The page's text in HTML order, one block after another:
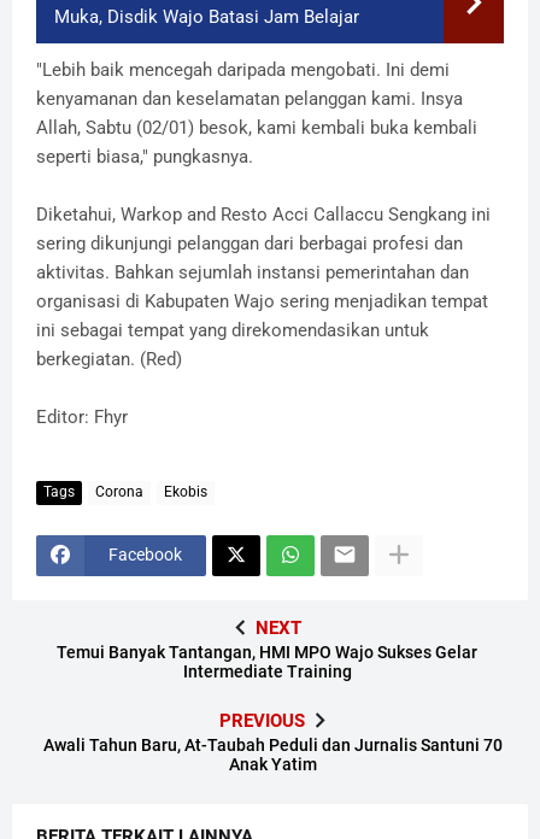
Muka, Disdik Wajo Batasi Jam Belajar
"Lebih baik mencegah daripada mengobati. Ini demi
kenyamanan dan keselamatan pelanggan kami. Insya
Allah, Sabtu (02/01) besok, kami kembali buka kembali
seperti biasa," pungkasnya.
Diketahui, Warkop and Resto Acci Callaccu Sengkang ini
sering dikunjungi pelanggan dari berbagai profesi dan
aktivitas. Bahkan sejumlah instansi pemerintahan dan
organisasi di Kabupaten Wajo sering menjadikan tempat
ini sebagai tempat yang direkomendasikan untuk
berkegiatan. (Red)
Editor: Fhyr
Tags Corona Ekobis
Facebook
NEXT
Temui Banyak Tantangan, HMI MPO Wajo Sukses Gelar
Intermediate Training
PREVIOUS
Awali Tahun Baru, At-Taubah Peduli dan Jurnalis Santuni 70
Anak Yatim